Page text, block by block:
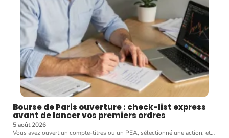
Bourse de Paris ouverture : check-list express
avant de lancer vos premiers ordres
5 août 2026
Vous avez ouvert un compte-titres ou un PEA, sélectionné une action, et…